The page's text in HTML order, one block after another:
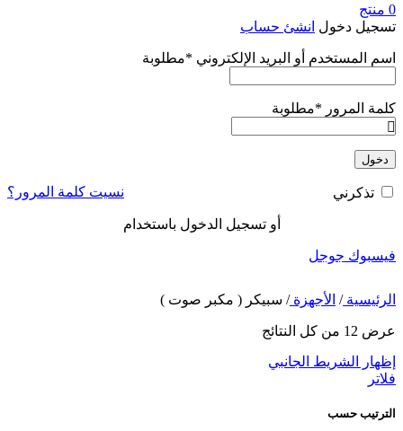
0 منتج
تسجيل دخول انشئ حساب
اسم المستخدم أو البريد الإلكتروني *مطلوبة
كلمة المرور *مطلوبة
دخول
نسيت كلمة المرور؟ تذكرني
أو تسجيل الدخول باستخدام
فيسبوك جوجل
الرئيسية/ الأجهزة/ سبيكر ( مكبر صوت )
عرض ⁦12⁩ من كل النتائج
إظهار الشريط الجانبي
فلاتر
الترتيب حسب